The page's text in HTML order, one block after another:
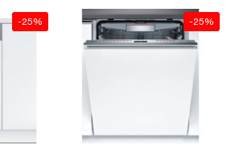
-25% -25%